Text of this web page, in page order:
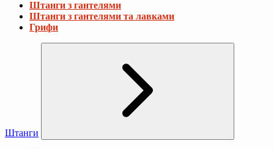
Штанги з гантелями
Штанги з гантелями та лавками
Грифи
Штанги